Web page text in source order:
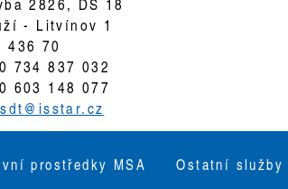
- Litvínov 1
436 70
734 837 032
603 148 077
prostředky MSA Ostatní služby